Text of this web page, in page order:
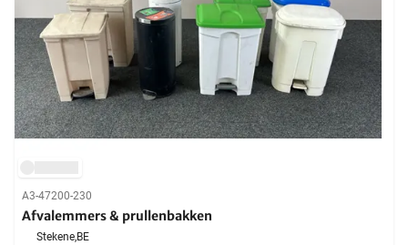
A3-47200-230
Afvalemmers & prullenbakken
Stekene,BE